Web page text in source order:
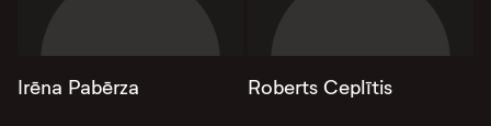
Irēna Pabērza Roberts Ceplītis